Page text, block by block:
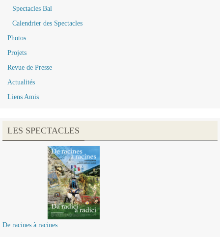
Spectacles Bal
Calendrier des Spectacles
Photos
Projets
Revue de Presse
Actualités
Liens Amis
LES SPECTACLES
De racines à racines